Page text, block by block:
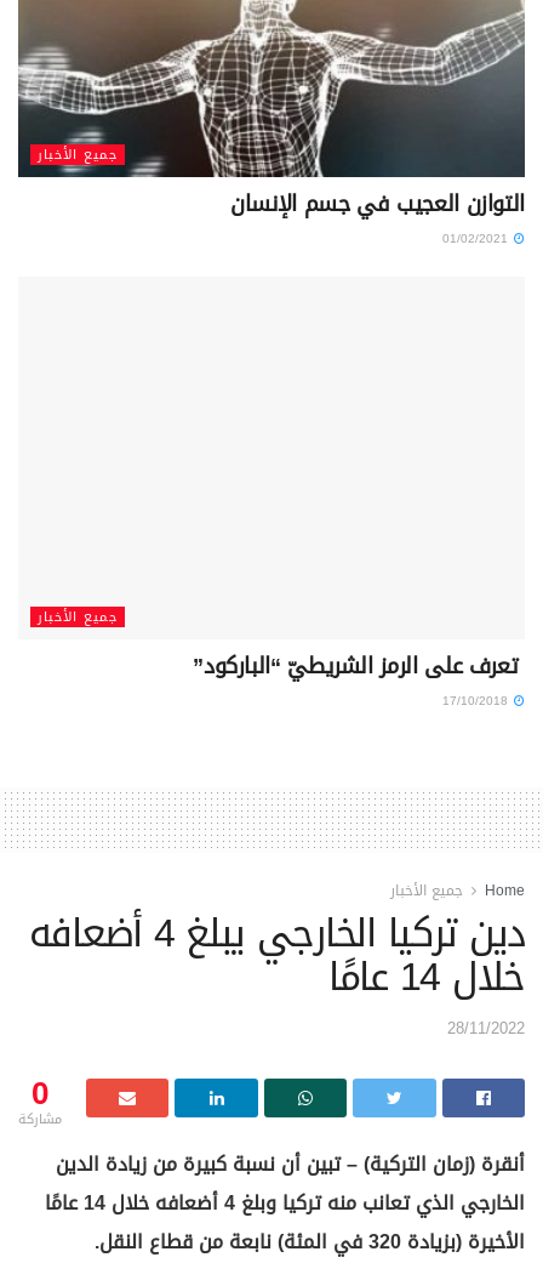
جميع الأخبار
التوازن العجيب في جسم الإنسان
جميع الأخبار
تعرف على الرمز الشريطيّ “الباركود”
Home جميع الأخبار
دين تركيا الخارجي يبلغ 4 أضعافه
خلال 14 عامًا
28/11/2022
0
مشاركة
أنقرة (زمان التركية) – تبين أن نسبة كبيرة من زيادة الدين
الخارجي الذي تعانب منه تركيا وبلغ 4 أضعافه خلال 14 عامًا
الأخيرة (بزيادة 320 في المئة) نابعة من قطاع النقل.